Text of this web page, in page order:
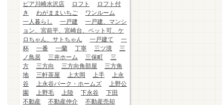
ピア川崎水沢店
ロフト
ロフト付
き
わがままいちご
ワンルーム
一人暮らし
一戸建
一戸建、マンシ
ョン、宮前平、宮崎台、ペット可、ケ
ロちゃん、サトちゃん
一戸建て
一
杯
一番 一蘭 丁寧 三ツ境
三
ノ鳥居
三井ホーム 三保町
三
方
三方向 三方向角部屋
三方角
地
三軒茶屋 上大岡 上手
上永
谷
上永谷パーク・ホームズ
上野公
園
上野毛 上陸 下永谷
下田
不動産
不動産仲介
不動産売却